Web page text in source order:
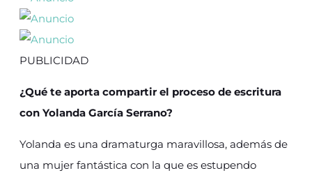
PUBLICIDAD
¿Qué te aporta compartir el proceso de escritura
con Yolanda García Serrano?
Yolanda es una dramaturga maravillosa, además de
una mujer fantástica con la que es estupendo